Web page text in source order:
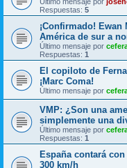
Respuestas: 5
¡Confirmado!
América de sur a
Último mensaje por
Respuestas: 1
El copiloto de
¡Marc Coma!
Último mensaje por
VMP: ¿Son una
simplemente una
Último mensaje por
Respuestas: 1
España contará
300 km/h